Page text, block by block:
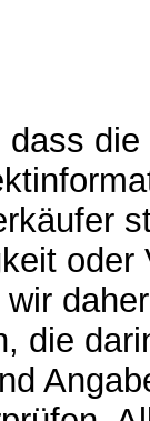
oder
die